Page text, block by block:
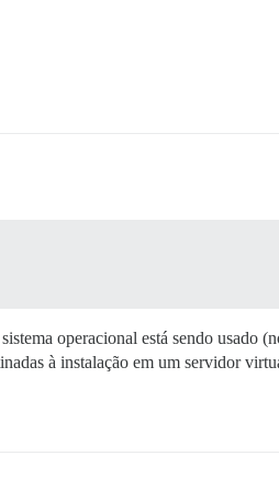
operacional está sendo usado
à instalação em um servidor